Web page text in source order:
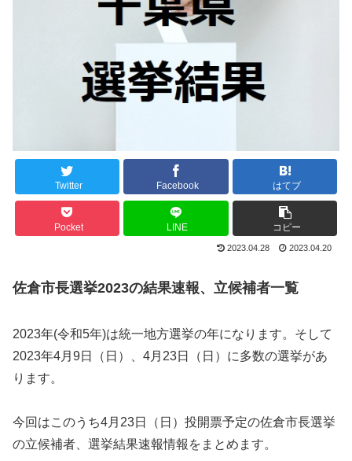
Twitter Facebook はてブ
Pocket LINE コピー
2023.04.28 2023.04.20
佐倉市長選挙2023の結果速報、立候補者一覧
2023年(令和5年)は統一地方選挙の年になります。そして
2023年4月9日（日）、4月23日（日）に多数の選挙があ
ります。
今回はこのうち4月23日（日）投開票予定の佐倉市長選挙
の立候補者、選挙結果速報情報をまとめます。